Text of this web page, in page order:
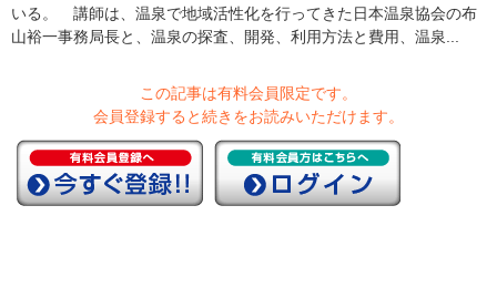
いる。 講師は、温泉で地域活性化を行ってきた日本温泉協会の布
山裕一事務局長と、温泉の探査、開発、利用方法と費用、温泉...
この記事は有料会員限定です。
会員登録すると続きをお読みいただけます。